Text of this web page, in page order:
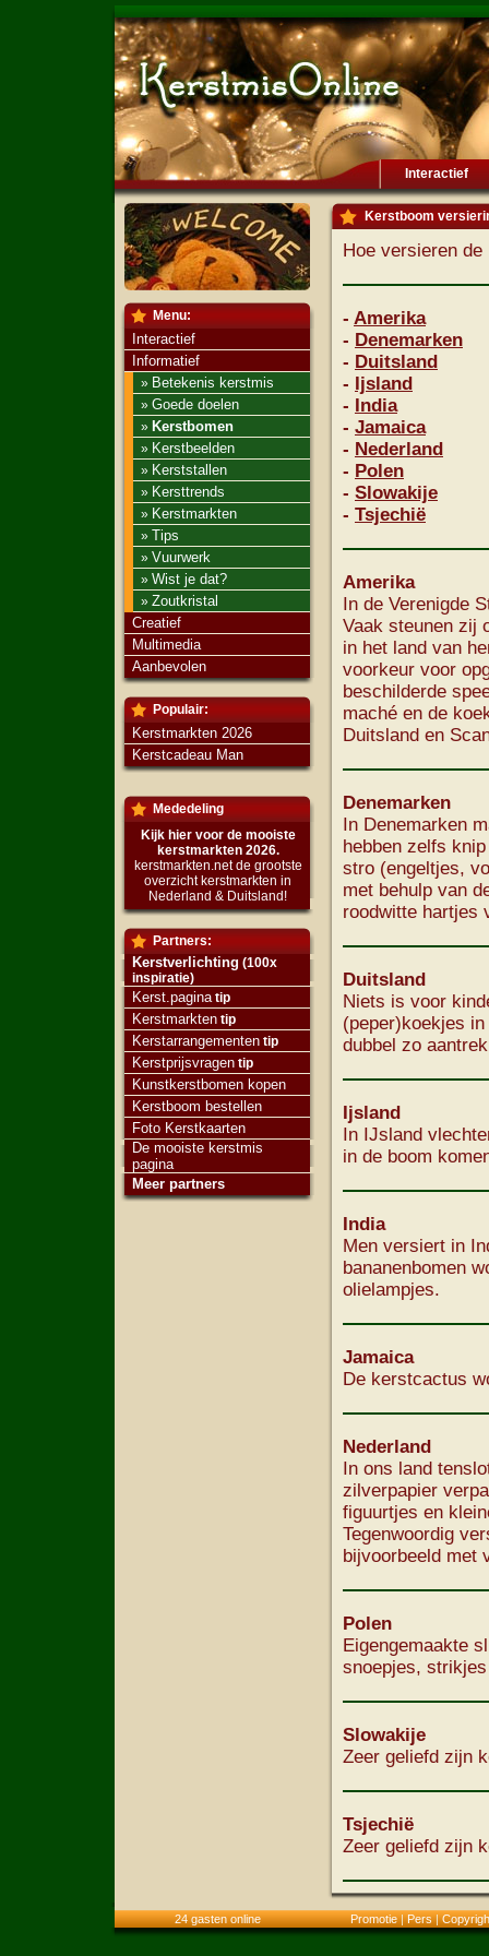
Interactief
Menu:
Interactief
Informatief
» Betekenis kerstmis
» Goede doelen
» Kerstbomen
» Kerstbeelden
» Kerststallen
» Kersttrends
» Kerstmarkten
» Tips
» Vuurwerk
» Wist je dat?
» Zoutkristal
Creatief
Multimedia
Aanbevolen
Populair:
Kerstmarkten 2026
Kerstcadeau Man
Mededeling
Kijk hier voor de mooiste
kerstmarkten 2026.
kerstmarkten.net de grootste
overzicht kerstmarkten in
Nederland & Duitsland!
Partners:
Kerstverlichting (100x
inspiratie)
Kerst.pagina tip
Kerstmarkten tip
Kerstarrangementen tip
Kerstprijsvragen tip
Kunstkerstbomen kopen
Kerstboom bestellen
Foto Kerstkaarten
De mooiste kerstmis
pagina
Meer partners
Kerstboom
Hoe versieren de
- Amerika
- Denemarken
- Duitsland
- Ijsland
- India
- Jamaica
- Nederland
- Polen
- Slowakije
- Tsjechië
Amerika
In de Verenigde
Vaak steunen zij
in het land van
voorkeur voor
beschilderde
maché en de
Duitsland en
Denemarken
In Denemarken
hebben zelfs
stro (engeltjes,
met behulp van
roodwitte hartjes
Duitsland
Niets is voor
(peper)koekjes
dubbel zo
Ijsland
In IJsland
in de boom
India
Men versiert in
bananenbomen
olielampjes.
Jamaica
De kerstcactus
Nederland
In ons land
zilverpapier
figuurtjes en
Tegenwoordig
bijvoorbeeld met
Polen
Eigengemaakte
snoepjes,
Slowakije
Zeer geliefd zijn
Tsjechië
Zeer geliefd zijn
24 gasten online Promotie|Pers|